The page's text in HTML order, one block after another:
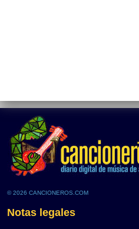
© 2026 CANCIONEROS.COM
Notas legales